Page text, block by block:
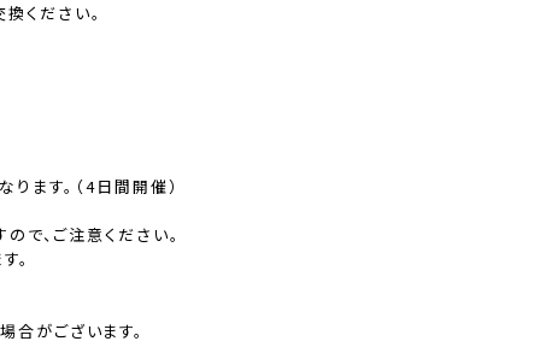
ください。
す。（4日間開催）
で、ご注意ください。
。
合がございます。